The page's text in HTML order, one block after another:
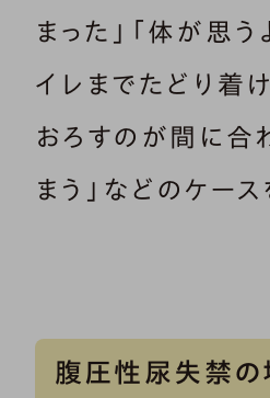
まった」「体が思う
イレまでたどり着
おろすのが間に合
まう」などのケース
腹圧性尿失禁の